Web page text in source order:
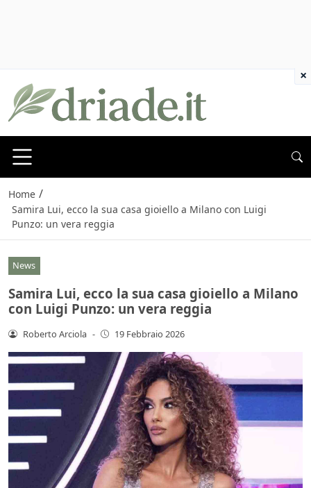
Home /
Samira Lui, ecco la sua casa gioiello a Milano con Luigi
Punzo: un vera reggia
News
Samira Lui, ecco la sua casa gioiello a Milano
con Luigi Punzo: un vera reggia
Roberto Arciola - 19 Febbraio 2026
×